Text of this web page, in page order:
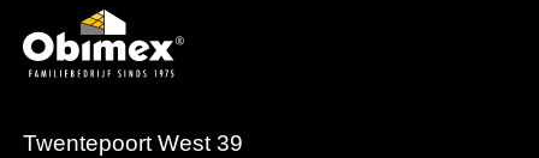
Twentepoort West 39